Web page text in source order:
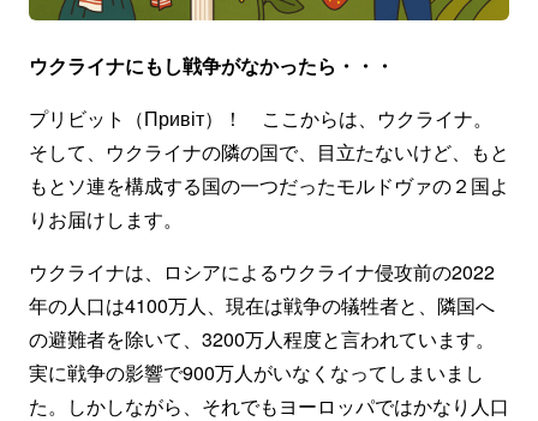
ウクライナにもし戦争がなかったら・・・
プリビット（Привіт）！ ここからは、ウクライナ。
そして、ウクライナの隣の国で、目立たないけど、もと
もとソ連を構成する国の一つだったモルドヴァの２国よ
りお届けします。
ウクライナは、ロシアによるウクライナ侵攻前の2022
年の人口は4100万人、現在は戦争の犠牲者と、隣国へ
の避難者を除いて、3200万人程度と言われています。
実に戦争の影響で900万人がいなくなってしまいまし
た。しかしながら、それでもヨーロッパではかなり人口